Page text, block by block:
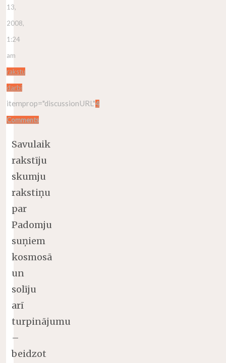
13,
2008,
1:24
am
rakstu
darbi
itemprop="discussionURL"4
Comments
Savulaik
rakstīju
skumju
rakstiņu
par
Padomju
suņiem
kosmosā
un
solīju
arī
turpinājumu
–
beidzot